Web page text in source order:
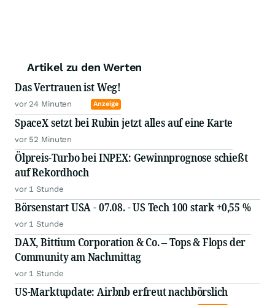
Artikel zu den Werten
Das Vertrauen ist Weg!
vor 24 Minuten Anzeige
SpaceX setzt bei Rubin jetzt alles auf eine Karte
vor 52 Minuten
Ölpreis-Turbo bei INPEX: Gewinnprognose schießt
auf Rekordhoch
vor 1 Stunde
Börsenstart USA - 07.08. - US Tech 100 stark +0,55 %
vor 1 Stunde
DAX, Bittium Corporation & Co. – Tops & Flops der
Community am Nachmittag
vor 1 Stunde
US-Marktupdate: Airbnb erfreut nachbörslich